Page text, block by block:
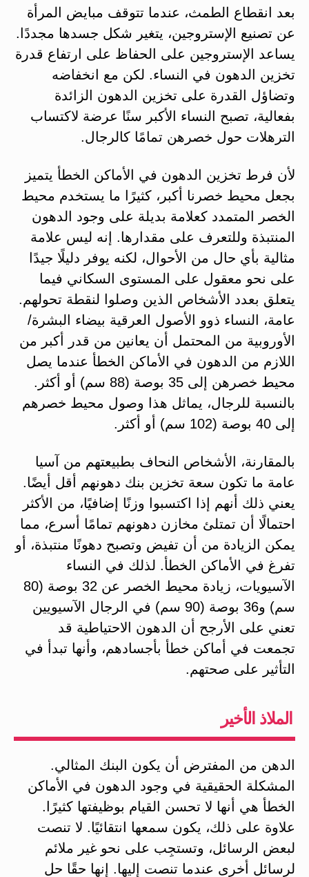
بعد انقطاع الطمث، عندما تتوقف مبايض المرأة
عن تصنيع الإستروجين، يتغير شكل جسدها مجددًا.
يساعد الإستروجين على الحفاظ على ارتفاع قدرة
تخزين الدهون في النساء. لكن مع انخفاضه
وتضاؤل القدرة على تخزين الدهون الزائدة
بفعالية، تصبح النساء الأكبر سنًا عرضة لاكتساب
الترهلات حول خصرهن تمامًا كالرجال.
لأن فرط تخزين الدهون في الأماكن الخطأ يتميز
بجعل محيط خصرنا أكبر، كثيرًا ما يستخدم محيط
الخصر المتمدد كعلامة بديلة على وجود الدهون
المنتبذة وللتعرف على مقدارها. إنه ليس علامة
مثالية بأي حال من الأحوال، لكنه يوفر دليلًا جيدًا
على نحو معقول على المستوى السكاني فيما
يتعلق بعدد الأشخاص الذين وصلوا لنقطة تحولهم.
عامة، النساء ذوو الأصول العرقية بيضاء البشرة/
الأوروبية من المحتمل أن يعانين من قدر أكبر من
اللازم من الدهون في الأماكن الخطأ عندما يصل
محيط خصرهن إلى 35 بوصة (88 سم) أو أكثر.
بالنسبة للرجال، يماثل هذا وصول محيط خصرهم
إلى 40 بوصة (102 سم) أو أكثر.
بالمقارنة، الأشخاص النحاف بطبيعتهم من آسيا
عامة ما تكون سعة تخزين بنك دهونهم أقل أيضًا.
يعني ذلك أنهم إذا اكتسبوا وزنًا إضافيًا، من الأكثر
احتمالًا أن تمتلئ مخازن دهونهم تمامًا أسرع، مما
يمكن الزيادة من أن تفيض وتصبح دهونًا منتبذة، أو
تفرغ في الأماكن الخطأ. لذلك في النساء
الآسيويات، زيادة محيط الخصر عن 32 بوصة (80
سم) و36 بوصة (90 سم) في الرجال الآسيويين
تعني على الأرجح أن الدهون الاحتياطية قد
تجمعت في أماكن خطأ بأجسادهم، وأنها تبدأ في
التأثير على صحتهم.
الملاذ الأخير
الدهن من المفترض أن يكون البنك المثالي.
المشكلة الحقيقية في وجود الدهون في الأماكن
الخطأ هي أنها لا تحسن القيام بوظيفتها كثيرًا.
علاوة على ذلك، يكون سمعها انتقائيًا. لا تنصت
لبعض الرسائل، وتستجِب على نحو غير ملائم
لرسائل أخرى عندما تنصت إليها. إنها حقًا حل